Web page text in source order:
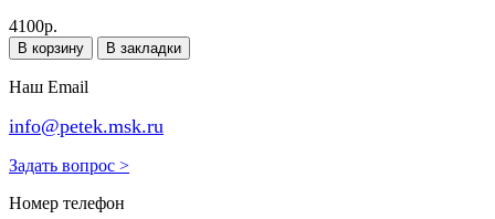
4100р.
В корзину В закладки
Наш Email
info@petek.msk.ru
Задать вопрос >
Номер телефон